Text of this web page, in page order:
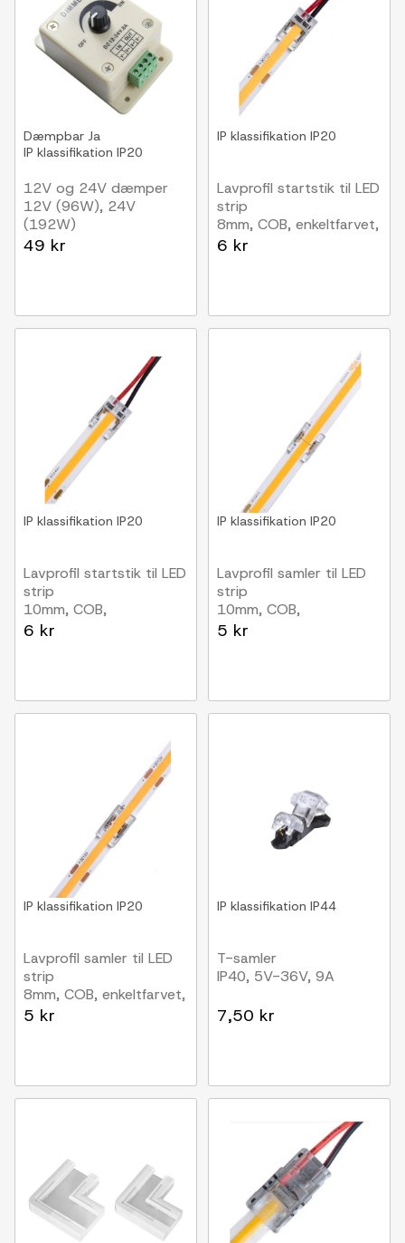
Dæmpbar Ja
IP klassifikation IP20
12V og 24V dæmper
12V (96W), 24V
(192W)
49 kr
IP klassifikation IP20
Lavprofil startstik til LED
strip
8mm, COB, enkeltfarvet,
IP20, 5V-24V
6 kr
IP klassifikation IP20
Lavprofil startstik til LED
strip
10mm, COB,
enkeltfarvet, IP20, 5V-
6 kr
IP klassifikation IP20
Lavprofil samler til LED
strip
10mm, COB,
enkeltfarvet, IP20, 5V-
5 kr
IP klassifikation IP20
Lavprofil samler til LED
strip
8mm, COB, enkeltfarvet,
IP20, 5V-24V
5 kr
IP klassifikation IP44
T-samler
IP40, 5V-36V, 9A
7,50 kr